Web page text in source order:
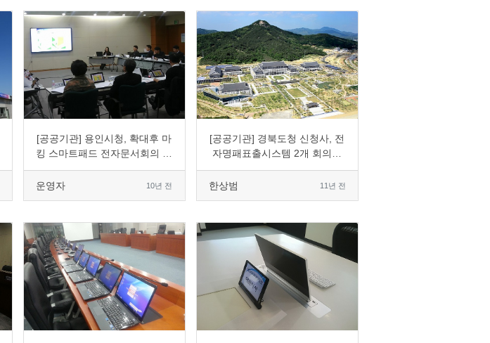
5928 2
[공공기관] 용인시청, 확대후 마
킹 스마트패드 전자문서회의 도
입
운영자
10년 전
0 8046 2 0
[공공기관] 경북도청 신청사, 전
자명패표출시스템 2개 회의실
도입
한상범
11년 전
0 5090 1 0 4771 4